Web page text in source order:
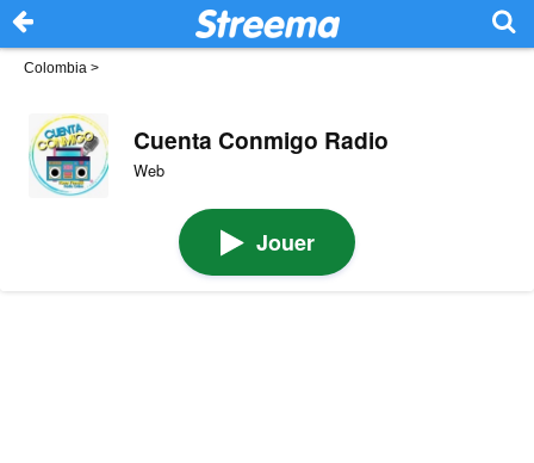
Colombia >
Cuenta Conmigo Radio
Web
Jouer